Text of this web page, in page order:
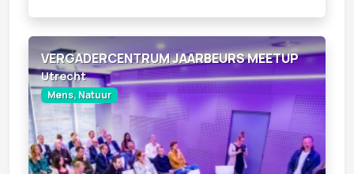
VERGADERCENTRUM JAARBEURS MEETUP
Utrecht
Mens, Natuur